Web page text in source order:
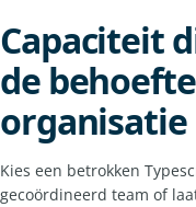
Capaciteit
de
organisatie
Kies een betrokken
gecoördineerd team of